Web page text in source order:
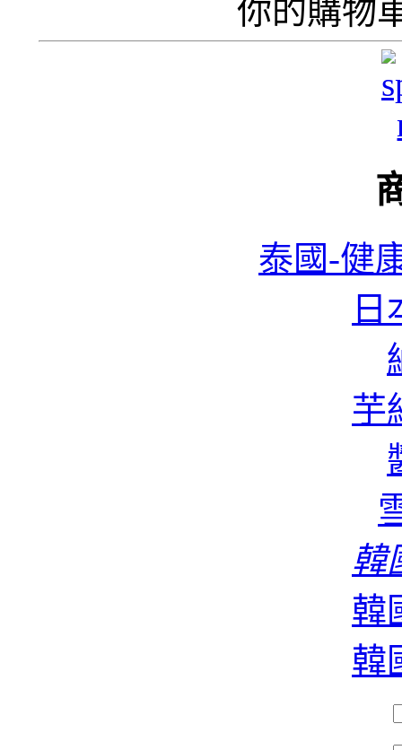
你的購物
泰國-健
日
芋
韓
韓
韓